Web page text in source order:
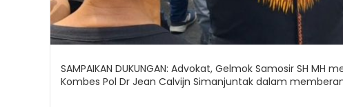
SAMPAIKAN DUKUNGAN: Advokat, Gelmok Samosir SH
Kombes Pol Dr Jean Calvijn Simanjuntak dalam